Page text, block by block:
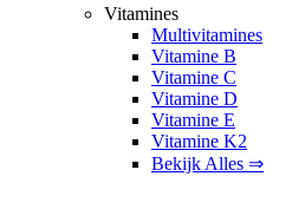
Vitamines
Multivitamines
Vitamine B
Vitamine C
Vitamine D
Vitamine E
Vitamine K2
Bekijk Alles ⇒